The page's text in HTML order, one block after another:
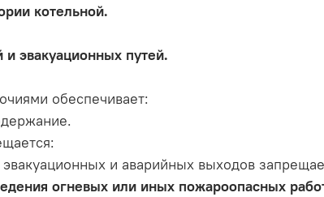
котельной.
эвакуационных путей.
обеспечивает:
и аварийных выходов
огневых или иных пожароопасных